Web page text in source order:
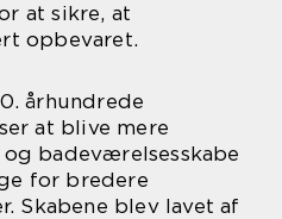
at sikre, at
opbevaret.
århundrede
at blive mere
badeværelsesskabe
for bredere
Skabene blev lavet af